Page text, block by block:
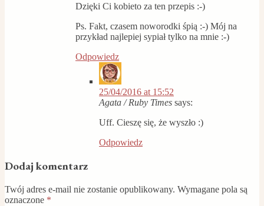
Dzięki Ci kobieto za ten przepis :-)
Ps. Fakt, czasem noworodki śpią :-) Mój na
przykład najlepiej sypiał tylko na mnie :-)
Odpowiedz
25/04/2016 at 15:52
Agata / Ruby Times says:
Uff. Cieszę się, że wyszło :)
Odpowiedz
Dodaj komentarz
Twój adres e-mail nie zostanie opublikowany. Wymagane pola są
oznaczone *